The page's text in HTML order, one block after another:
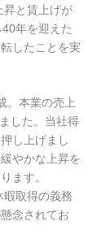
昇と賃上げが
年を迎えた
したことを実
。本業の売上
した。当社得
し上げまし
やかな上昇を
ます。
取得の義務
念されてお